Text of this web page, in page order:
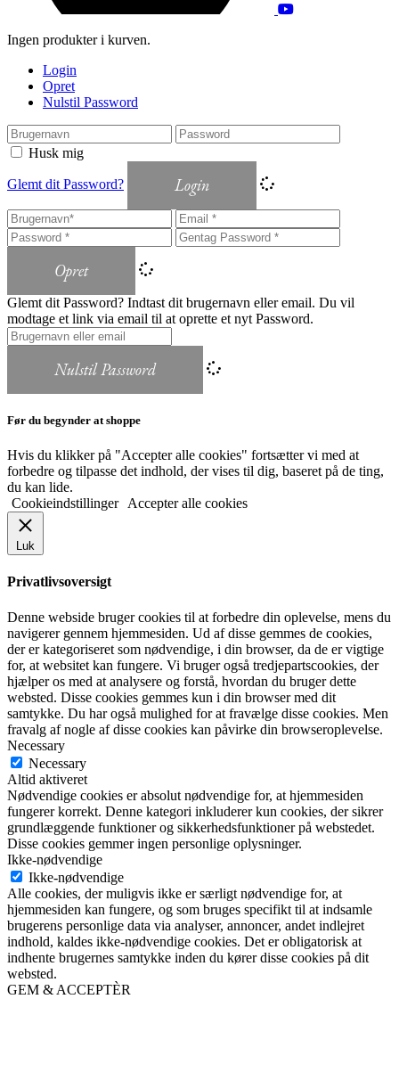
Ingen produkter i kurven.
Login
Opret
Nulstil Password
Husk mig
Glemt dit Password? Login
Opret
Glemt dit Password? Indtast dit brugernavn eller email. Du vil
modtage et link via email til at oprette et nyt Password.
Nulstil Password
Før du begynder at shoppe
Hvis du klikker på "Accepter alle cookies" fortsætter vi med at
forbedre og tilpasse det indhold, der vises til dig, baseret på de ting,
du kan lide.
Cookieindstillinger
Accepter alle cookies
Luk
Privatlivsoversigt
Denne webside bruger cookies til at forbedre din oplevelse, mens du
navigerer gennem hjemmesiden. Ud af disse gemmes de cookies,
der er kategoriseret som nødvendige, i din browser, da de er vigtige
for, at websitet kan fungere. Vi bruger også tredjepartscookies, der
hjælper os med at analysere og forstå, hvordan du bruger dette
websted. Disse cookies gemmes kun i din browser med dit
samtykke. Du har også mulighed for at fravælge disse cookies. Men
fravalg af nogle af disse cookies kan påvirke din browseroplevelse.
Necessary
Necessary
Altid aktiveret
Nødvendige cookies er absolut nødvendige for, at hjemmesiden
fungerer korrekt. Denne kategori inkluderer kun cookies, der sikrer
grundlæggende funktioner og sikkerhedsfunktioner på webstedet.
Disse cookies gemmer ingen personlige oplysninger.
Ikke-nødvendige
Ikke-nødvendige
Alle cookies, der muligvis ikke er særligt nødvendige for, at
hjemmesiden kan fungere, og som bruges specifikt til at indsamle
brugerens personlige data via analyser, annoncer, andet indlejret
indhold, kaldes ikke-nødvendige cookies. Det er obligatorisk at
indhente brugernes samtykke inden du kører disse cookies på dit
websted.
GEM & ACCEPTÈR